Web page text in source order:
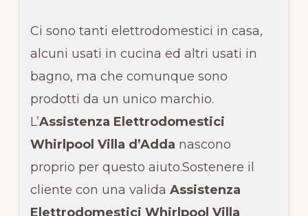
Ci sono tanti elettrodomestici in casa,
alcuni usati in cucina ed altri usati in
bagno, ma che comunque sono
prodotti da un unico marchio.
L’Assistenza Elettrodomestici
Whirlpool Villa d’Adda nascono
proprio per questo aiuto.Sostenere il
cliente con una valida Assistenza
Elettrodomestici Whirlpool Villa